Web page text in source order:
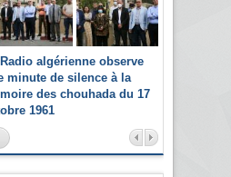
algérienne observe
minute de silence à la
des chouhada du 17
1961